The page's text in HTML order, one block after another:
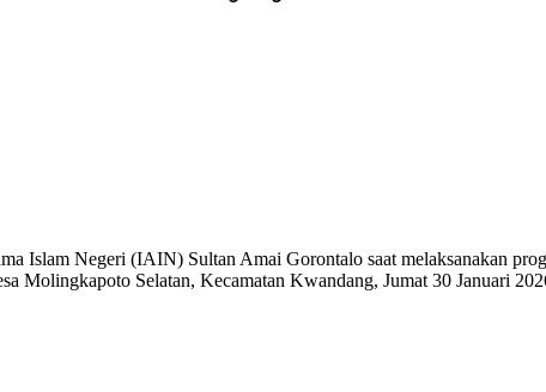
Islam Negeri (IAIN) Sultan Amai Gorontalo saat melaksanakan
Molingkapoto Selatan, Kecamatan Kwandang, Jumat 30 Januari